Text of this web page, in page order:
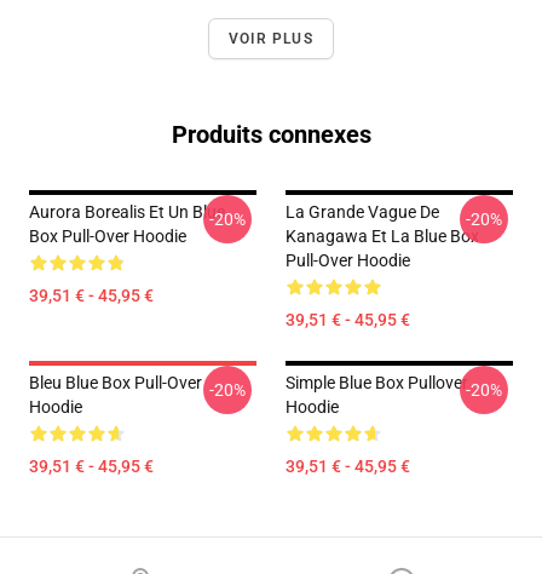
VOIR PLUS
Produits connexes
Aurora Borealis Et Un Blue
Box Pull-Over Hoodie
39,51 € - 45,95 €
-20%
La Grande Vague De
Kanagawa Et La Blue Box
Pull-Over Hoodie
39,51 € - 45,95 €
-20%
Bleu Blue Box Pull-Over
Hoodie
39,51 € - 45,95 €
-20%
Simple Blue Box Pullover
Hoodie
39,51 € - 45,95 €
-20%